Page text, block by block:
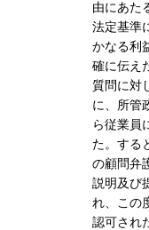
由にあた
法定基準
かなる利
確に伝え
質問に対
に、所管
ら従業員
た。する
の顧問弁
説明及び
れ、この
認可され